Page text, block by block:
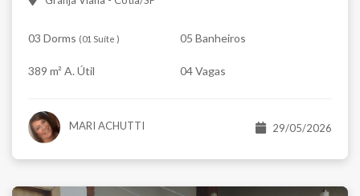
03 Dorms (01 Suíte ) 05 Banheiros
389 m² A. Útil 04 Vagas
MARI ACHUTTI 29/05/2026